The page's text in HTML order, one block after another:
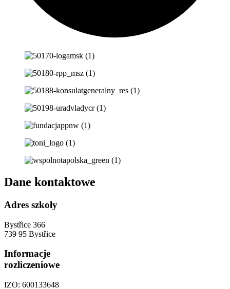
Dane kontaktowe
Adres szkoły
Bystřice 366
739 95 Bystřice
Informacje
rozliczeniowe
IZO: 600133648